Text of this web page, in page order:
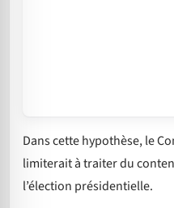
Dans cette hypothèse, le
limiterait à traiter du
l’élection présidentielle.